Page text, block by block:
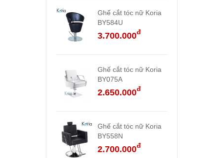
Ghế cắt tóc nữ Koria
BY584U
3.700.000đ
Ghế cắt tóc nữ Koria
BY075A
2.650.000đ
Ghế cắt tóc nữ Koria
BY558N
2.700.000đ